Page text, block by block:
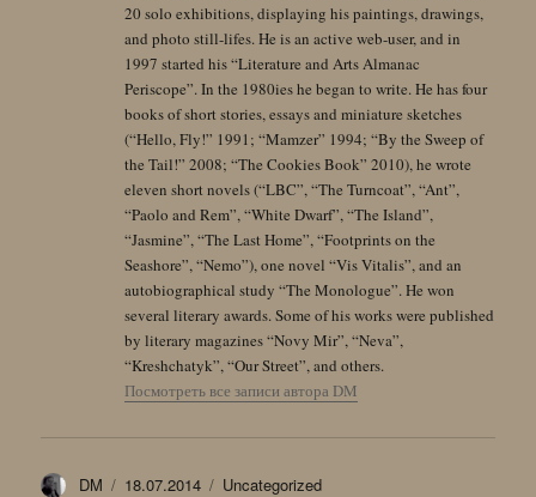
20 solo exhibitions, displaying his paintings, drawings,
and photo still-lifes. He is an active web-user, and in
1997 started his “Literature and Arts Almanac
Periscope”. In the 1980ies he began to write. He has four
books of short stories, essays and miniature sketches
(“Hello, Fly!” 1991; “Mamzer” 1994; “By the Sweep of
the Tail!” 2008; “The Cookies Book” 2010), he wrote
eleven short novels (“LBC”, “The Turncoat”, “Ant”,
“Paolo and Rem”, “White Dwarf”, “The Island”,
“Jasmine”, “The Last Home”, “Footprints on the
Seashore”, “Nemo”), one novel “Vis Vitalis”, and an
autobiographical study “The Monologue”. He won
several literary awards. Some of his works were published
by literary magazines “Novy Mir”, “Neva”,
“Kreshchatyk”, “Our Street”, and others.
Посмотреть все записи автора DM
Автор
DM Опубликовано
18.07.2014 Рубрики
Uncategorized